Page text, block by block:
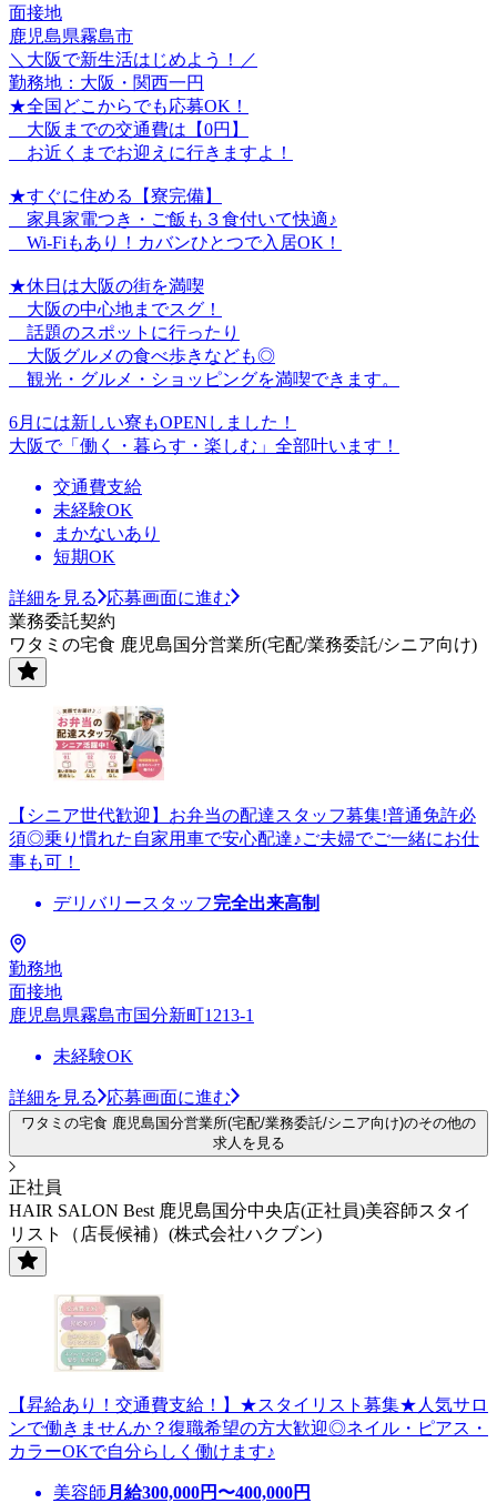
面接地
鹿児島県霧島市
＼大阪で新生活はじめよう！／
勤務地：大阪・関西一円
★全国どこからでも応募OK！
大阪までの交通費は【0円】
お近くまでお迎えに行きますよ！
★すぐに住める【寮完備】
家具家電つき・ご飯も３食付いて快適♪
Wi-Fiもあり！カバンひとつで入居OK！
★休日は大阪の街を満喫
大阪の中心地までスグ！
話題のスポットに行ったり
大阪グルメの食べ歩きなども◎
観光・グルメ・ショッピングを満喫できます。
6月には新しい寮もOPENしました！
大阪で「働く・暮らす・楽しむ」全部叶います！
交通費支給
未経験OK
まかないあり
短期OK
詳細を見る
応募画面に進む
業務委託契約
ワタミの宅食 鹿児島国分営業所(宅配/業務委託/シニア向け)
【シニア世代歓迎】お弁当の配達スタッフ募集!普通免許必
須◎乗り慣れた自家用車で安心配達♪ご夫婦でご一緒にお仕
事も可！
デリバリースタッフ完全出来高制
勤務地
面接地
鹿児島県霧島市国分新町1213-1
未経験OK
詳細を見る 応募画面に進む
ワタミの宅食 鹿児島国分営業所(宅配/業務委託/シニア向け)のその他の
求人を見る
正社員
HAIR SALON Best 鹿児島国分中央店(正社員)美容師スタイ
リスト（店長候補）(株式会社ハクブン)
【昇給あり！交通費支給！】★スタイリスト募集★人気サロ
ンで働きませんか？復職希望の方大歓迎◎ネイル・ピアス・
カラーOKで自分らしく働けます♪
美容師 月給300,000円〜400,000円